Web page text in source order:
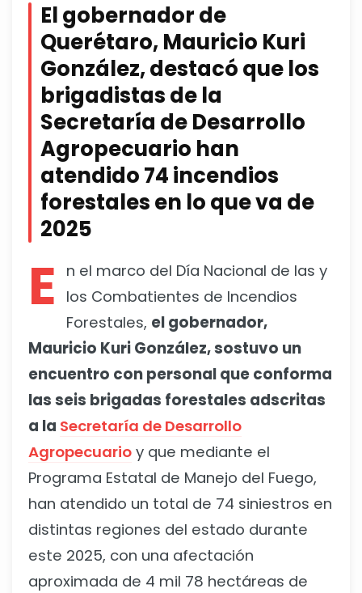
El gobernador de
Querétaro, Mauricio Kuri
González, destacó que los
brigadistas de la
Secretaría de Desarrollo
Agropecuario han
atendido 74 incendios
forestales en lo que va de
2025
E
n el marco del Día Nacional de las y
los Combatientes de Incendios
Forestales, el gobernador,
Mauricio Kuri González, sostuvo un
encuentro con personal que conforma
las seis brigadas forestales adscritas
a la Secretaría de Desarrollo
Agropecuario y que mediante el
Programa Estatal de Manejo del Fuego,
han atendido un total de 74 siniestros en
distintas regiones del estado durante
este 2025, con una afectación
aproximada de 4 mil 78 hectáreas de